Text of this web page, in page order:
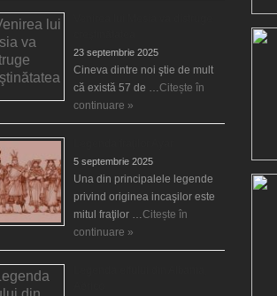
23 septembrie 2025
Cineva dintre noi ştie de mult
că există 57 de …Citește în
continuare »
5 septembrie 2025
Una din principalele legende
privind originea incaşilor este
mitul fraţilor …Citește în
continuare »